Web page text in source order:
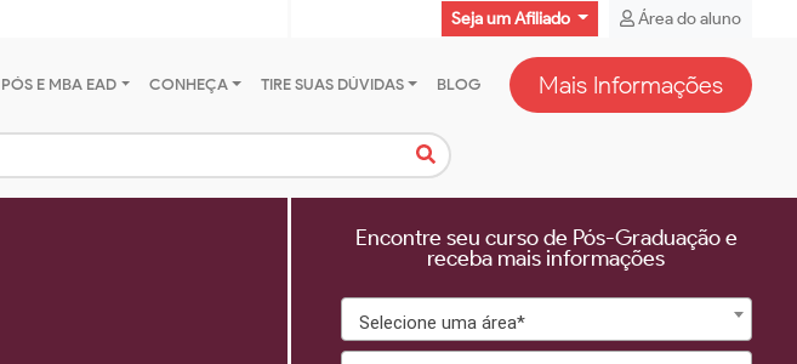
Seja um Afiliado Área do aluno
PÓS E MBA EAD CONHEÇA TIRE SUAS DÚVIDAS BLOG Mais Informações
Encontre seu curso de Pós-Graduação e
receba mais informações
Selecione uma área*